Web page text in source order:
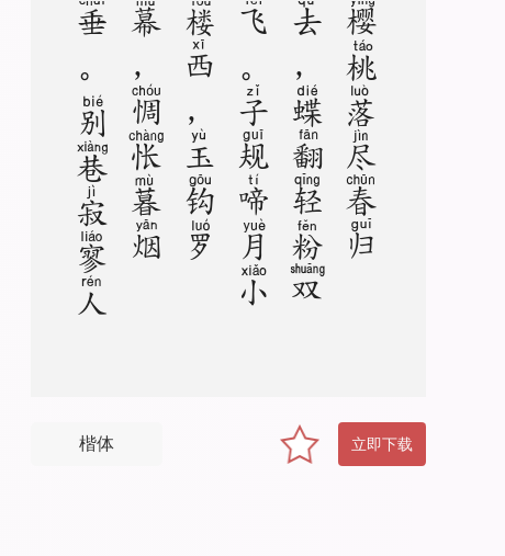
樱
桃
落
尽
春
归
去
，
蝶
翻
轻
粉
双
飞
。
子
规
啼
月
小
楼
西
，
玉
钩
罗
幕
，
惆
怅
暮
烟
垂
。
别
巷
寂
寥
人
散
后
，
望
残
烟
草
低
迷
。
炉
香
闲
袅
凤
凰
儿
。
空
持
罗
带
，
回
首
恨
依
依
楷体 立即下载